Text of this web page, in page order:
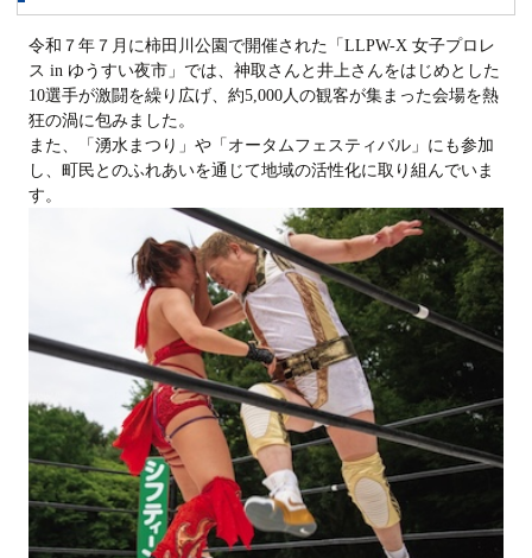
令和７年７月に柿田川公園で開催された「LLPW-X 女子プロレ
ス in ゆうすい夜市」では、神取さんと井上さんをはじめとした
10選手が激闘を繰り広げ、約5,000人の観客が集まった会場を熱
狂の渦に包みました。
また、「湧水まつり」や「オータムフェスティバル」にも参加
し、町民とのふれあいを通じて地域の活性化に取り組んでいま
す。